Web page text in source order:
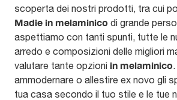
scoperta dei nostri prodotti, tra cui
Madie in melaminico di grande
aspettiamo con tanti spunti, tutte le
arredo e composizioni delle migliori
valutare tante opzioni in melaminico
ammodernare o allestire ex novo gli
tua casa secondo il tuo stile e le tue